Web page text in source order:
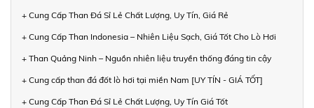
+ Cung Cấp Than Đá Sỉ Lẻ Chất Lượng, Uy Tín, Giá Rẻ
+ Cung Cấp Than Indonesia – Nhiên Liệu Sạch, Giá Tốt Cho Lò Hơi
+ Than Quảng Ninh – Nguồn nhiên liệu truyền thống đáng tin cậy
+ Cung cấp than đá đốt lò hơi tại miền Nam [UY TÍN - GIÁ TỐT]
+ Cung Cấp Than Đá Sỉ Lẻ Chất Lượng, Uy Tín Giá Tốt